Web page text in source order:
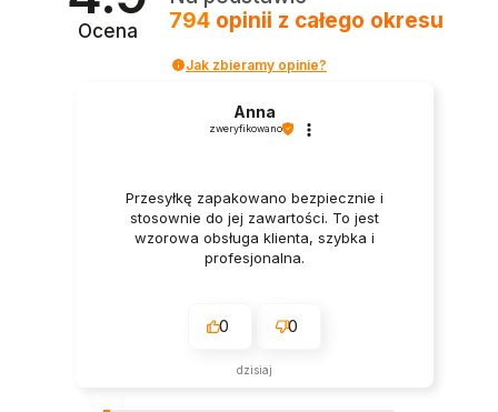
Ocena
794 opinii z całego okresu
Jak zbieramy opinie?
Anna
zweryfikowano
Przesyłkę zapakowano bezpiecznie i
stosownie do jej zawartości. To jest
wzorowa obsługa klienta, szybka i
profesjonalna.
0 0
dzisiaj